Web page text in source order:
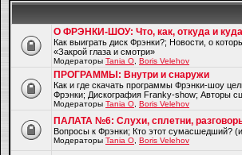
О ФРЭНКИ-ШОУ: Что, как, откуда и куда
Как выиграть диск Фрэнки?; Новости, о
«Закрой глаза и смотри»
Модераторы Tania O Boris Velehov
ПРОГРАММЫ: Внутри и снаружи
Как и где скачать программы Фрэнки-шоу
Фрэнки; Дискография Franky-show; Авторы
Модераторы Tania O Boris Velehov
ПАЛАТА №6: Слухи, сплетни,
Вопросы к Фрэнки; Кто этот сумасшедший?
Модераторы Tania O Boris Velehov